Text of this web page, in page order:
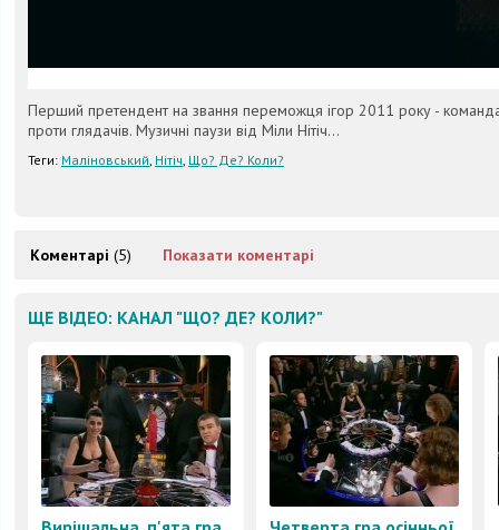
Перший претендент на звання переможця ігор 2011 року -
проти глядачів. Музичні паузи від Міли Нітіч...
Теги: Маліновський, Нітіч, Що? Де? Коли?
Коментарі (5) Показати коментарі
ЩЕ ВІДЕО: КАНАЛ "ЩО? ДЕ? КОЛИ?"